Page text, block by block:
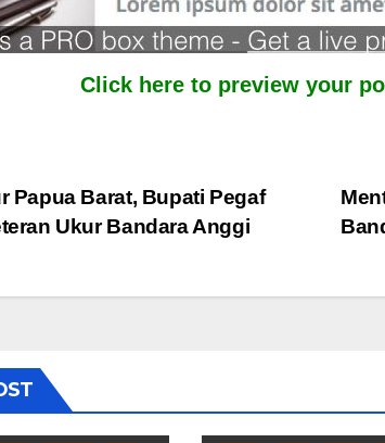
Click here to preview your
Papua Barat, Bupati Pegaf
Ukur Bandara Anggi